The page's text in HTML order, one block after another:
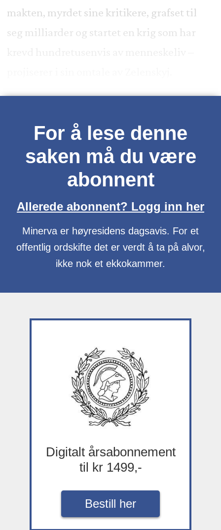
makten, myrdet sine kritikere, grafset til
seg milliarder og startet en krig som har
For å lese denne
saken må du være
abonnent
Allerede abonnent? Logg inn her
Minerva er høyresidens dagsavis. For et
offentlig ordskifte det er verdt å ta på alvor,
ikke nok et ekkokammer.
Digitalt årsabonnement
til kr 1499,-
Bestill her